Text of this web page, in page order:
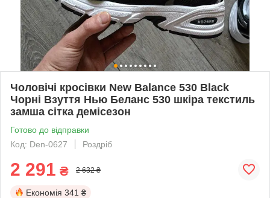
Чоловічі кросівки New Balance 530 Black
Чорні Взуття Нью Беланс 530 шкіра текстиль
замша сітка демісезон
Готово до відправки
Код: Den-0627
Роздріб
2 291 ₴ 2 632 ₴
Економія 341 ₴